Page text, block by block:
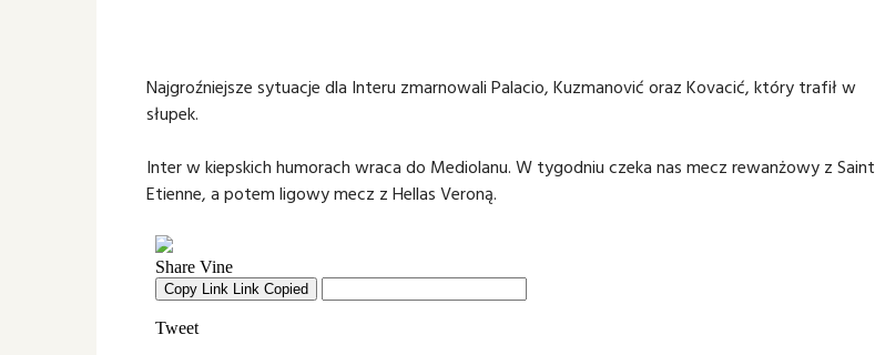
Najgroźniejsze sytuacje dla Interu zmarnowali Palacio, Kuzmanović oraz Kovacić, który trafił w
słupek.
Inter w kiepskich humorach wraca do Mediolanu. W tygodniu czeka nas mecz rewanżowy z Saint
Etienne, a potem ligowy mecz z Hellas Veroną.